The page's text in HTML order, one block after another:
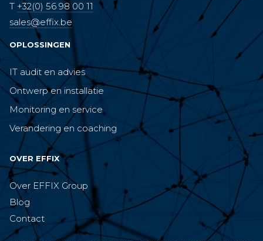
T +32(0) 56 98 00 11
sales@effix.be
OPLOSSINGEN
IT audit en advies
Ontwerp en installatie
Monitoring en service
Verandering en coaching
OVER EFFIX
Over EFFIX Group
Blog
Contact